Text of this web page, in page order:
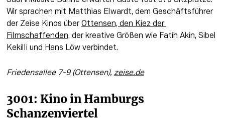
Wir sprachen mit Matthias Elwardt, dem Geschäftsführer
der Zeise Kinos über Ottensen, den Kiez der
Filmschaffenden, der kreative Größen wie Fatih Akin, Sibel
Kekilli und Hans Löw verbindet.
Friedensallee 7-9 (Ottensen), zeise.de
3001: Kino in Hamburgs
Schanzenviertel